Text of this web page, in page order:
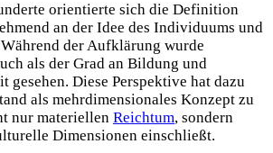
orientierte sich die Definition
an der Idee des Individuums und
der Aufklärung wurde
als der Grad an Bildung und
gesehen. Diese Perspektive hat dazu
als mehrdimensionales Konzept zu
nur materiellen Reichtum, sondern
Dimensionen einschließt.